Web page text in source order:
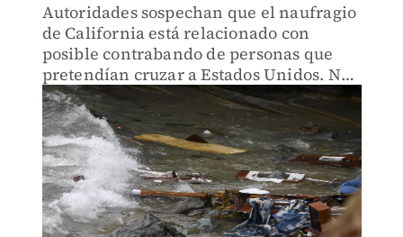
Autoridades sospechan que el naufragio
de California está relacionado con
posible contrabando de personas que
pretendían cruzar a Estados Unidos. No
se ha identificado la nacionalidad de los
involucrados.